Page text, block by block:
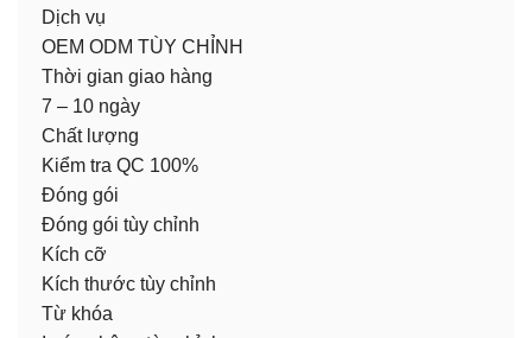
Dịch vụ
OEM ODM TÙY CHỈNH
Thời gian giao hàng
7 – 10 ngày
Chất lượng
Kiểm tra QC 100%
Đóng gói
Đóng gói tùy chỉnh
Kích cỡ
Kích thước tùy chỉnh
Từ khóa